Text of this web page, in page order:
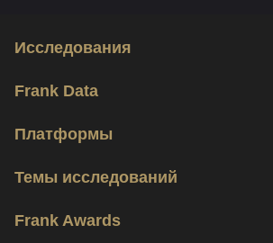
Исследования
Frank Data
Платформы
Темы исследований
Frank Awards